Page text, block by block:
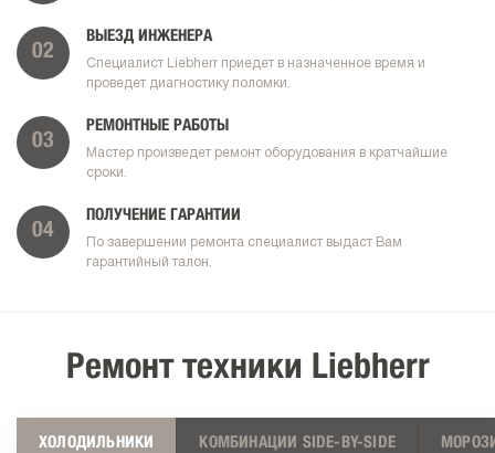
02
ВЫЕЗД ИНЖЕНЕРА
Специалист Liebherr приедет в назначенное время и
проведет диагностику поломки.
03
РЕМОНТНЫЕ РАБОТЫ
Мастер произведет ремонт оборудования в кратчайшие
сроки.
04
ПОЛУЧЕНИЕ ГАРАНТИИ
По завершении ремонта специалист выдаст Вам
гарантийный талон.
Ремонт техники Liebherr
ХОЛОДИЛЬНИКИ КОМБИНАЦИИ SIDE-BY-SIDE